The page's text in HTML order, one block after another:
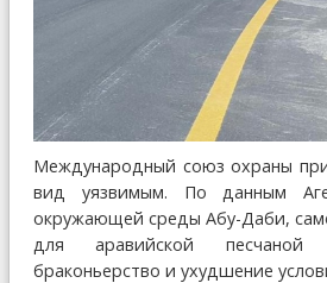
Международный союз охраны
вид уязвимым. По данным
окружающей среды Абу-Даби,
для аравийской песчаной
браконьерство и ухудшение